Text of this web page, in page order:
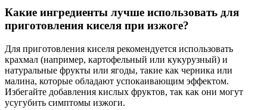
Какие ингредиенты лучше использовать для
приготовления киселя при изжоге?
Для приготовления киселя рекомендуется использовать
крахмал (например, картофельный или кукурузный) и
натуральные фрукты или ягоды, такие как черника или
малина, которые обладают успокаивающим эффектом.
Избегайте добавления кислых фруктов, так как они могут
усугубить симптомы изжоги.